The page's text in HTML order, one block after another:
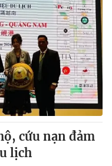
cứu nạn đảm
lịch